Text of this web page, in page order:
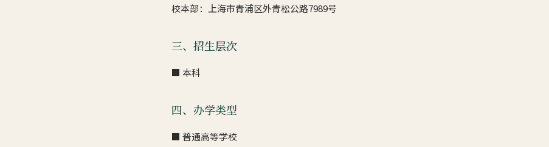
校本部：上海市青浦区外青松公路7989号
三、招生层次
■ 本科
四、办学类型
■ 普通高等学校